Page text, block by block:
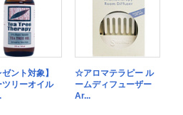
ゼント対象】
ツリーオイル
☆アロマテラピー ル
ームディフューザー
Ar...